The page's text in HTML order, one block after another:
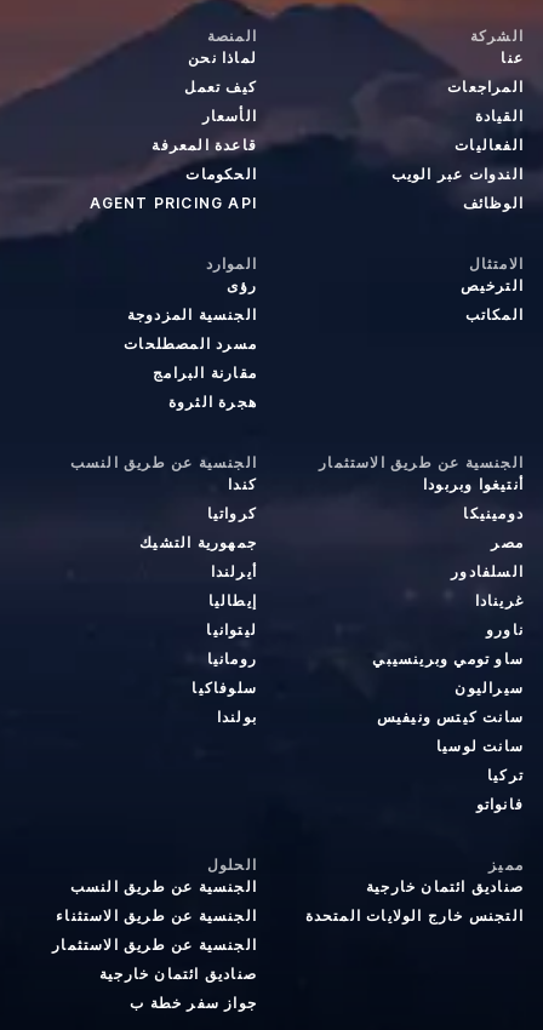
الشركة
عنا
المراجعات
القيادة
الفعاليات
الندوات عبر الويب
الوظائف
المنصة
لماذا نحن
كيف تعمل
الأسعار
قاعدة المعرفة
الحكومات
AGENT PRICING API
الامتثال
الترخيص
المكاتب
الموارد
رؤى
الجنسية المزدوجة
مسرد المصطلحات
مقارنة البرامج
هجرة الثروة
الجنسية عن طريق الاستثمار
أنتيغوا وبربودا
دومينيكا
مصر
السلفادور
غرينادا
ناورو
ساو تومي وبرينسيبي
سيراليون
سانت كيتس ونيفيس
سانت لوسيا
تركيا
فانواتو
الجنسية عن طريق النسب
كندا
كرواتيا
جمهورية التشيك
أيرلندا
إيطاليا
ليتوانيا
رومانيا
سلوفاكيا
بولندا
مميز
صناديق ائتمان خارجية
التجنس خارج الولايات المتحدة
الحلول
الجنسية عن طريق النسب
الجنسية عن طريق الاستثناء
الجنسية عن طريق الاستثمار
صناديق ائتمان خارجية
جواز سفر خطة ب